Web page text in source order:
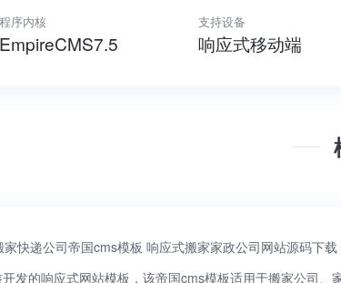
程序内核
EmpireCMS7.5
支持设备
响应式移动端
快递公司帝国cms模板 响应式搬家家政公司网站源码下载
发的响应式网站模板，该帝国cms模板适用于搬家公司